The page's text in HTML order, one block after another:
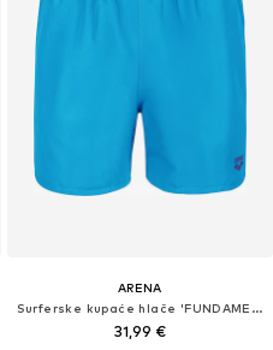
ARENA
Surferske kupaće hlače 'FUNDAMENTALS BOXER R'
31,99 €